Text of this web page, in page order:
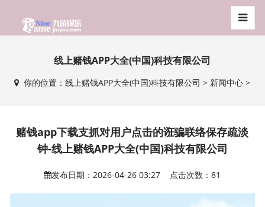
线上赌钱APP大全(中国)科技有限公司
你的位置：线上赌钱APP大全(中国)科技有限公司 > 新闻中心 >
赌钱app下载支抓对用户点击的诳骗联络保存疏淡
钟-线上赌钱APP大全(中国)科技有限公司
发布日期：2026-04-26 03:27 点击次数：81